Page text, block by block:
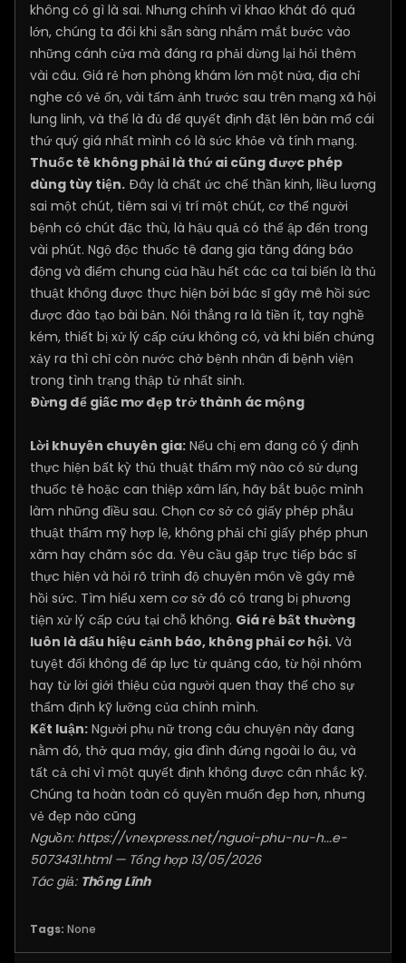
không có gì là sai. Nhưng chính vì khao khát đó quá
lớn, chúng ta đôi khi sẵn sàng nhắm mắt bước vào
những cánh cửa mà đáng ra phải dừng lại hỏi thêm
vài câu. Giá rẻ hơn phòng khám lớn một nửa, địa chỉ
nghe có vẻ ổn, vài tấm ảnh trước sau trên mạng xã hội
lung linh, và thế là đủ để quyết định đặt lên bàn mổ cái
thứ quý giá nhất mình có là sức khỏe và tính mạng.
Thuốc tê không phải là thứ ai cũng được phép
dùng tùy tiện. Đây là chất ức chế thần kinh, liều lượng
sai một chút, tiêm sai vị trí một chút, cơ thể người
bệnh có chút đặc thù, là hậu quả có thể ập đến trong
vài phút. Ngộ độc thuốc tê đang gia tăng đáng báo
động và điểm chung của hầu hết các ca tai biến là thủ
thuật không được thực hiện bởi bác sĩ gây mê hồi sức
được đào tạo bài bản. Nói thẳng ra là tiền ít, tay nghề
kém, thiết bị xử lý cấp cứu không có, và khi biến chứng
xảy ra thì chỉ còn nước chở bệnh nhân đi bệnh viện
trong tình trạng thập tử nhất sinh.
Đừng để giấc mơ đẹp trở thành ác mộng
Lời khuyên chuyên gia: Nếu chị em đang có ý định
thực hiện bất kỳ thủ thuật thẩm mỹ nào có sử dụng
thuốc tê hoặc can thiệp xâm lấn, hãy bắt buộc mình
làm những điều sau. Chọn cơ sở có giấy phép phẫu
thuật thẩm mỹ hợp lệ, không phải chỉ giấy phép phun
xăm hay chăm sóc da. Yêu cầu gặp trực tiếp bác sĩ
thực hiện và hỏi rõ trình độ chuyên môn về gây mê
hồi sức. Tìm hiểu xem cơ sở đó có trang bị phương
tiện xử lý cấp cứu tại chỗ không. Giá rẻ bất thường
luôn là dấu hiệu cảnh báo, không phải cơ hội. Và
tuyệt đối không để áp lực từ quảng cáo, từ hội nhóm
hay từ lời giới thiệu của người quen thay thế cho sự
thẩm định kỹ lưỡng của chính mình.
Kết luận: Người phụ nữ trong câu chuyện này đang
nằm đó, thở qua máy, gia đình đứng ngoài lo âu, và
tất cả chỉ vì một quyết định không được cân nhắc kỹ.
Chúng ta hoàn toàn có quyền muốn đẹp hơn, nhưng
vẻ đẹp nào cũng
Nguồn: https://vnexpress.net/nguoi-phu-nu-h...e-
5073431.html— Tổng hợp 13/05/2026
Tác giả: Thống Lĩnh
Tags: None